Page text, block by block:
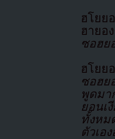
ฮโยย
ฮายอ
ซอฮย
ฮโยย
ซอฮย
พูดมา
ยอนเ
ทั้งหม
ตัวเอ